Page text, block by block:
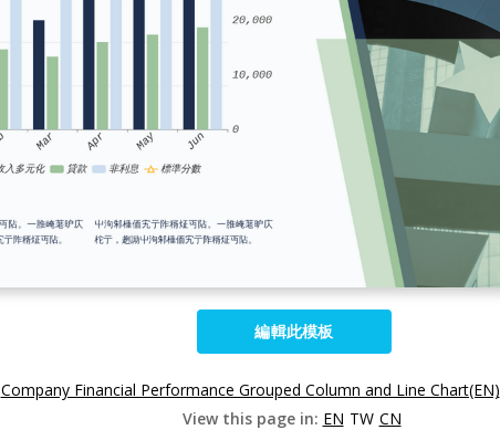
編輯此模板
Company Financial Performance Grouped Column and Line Chart(EN)
View this page in: EN TW CN